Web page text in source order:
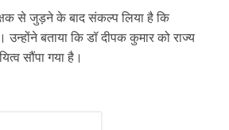
से जुड़ने के बाद संकल्प लिया है कि
बताया कि डॉ दीपक कुमार को राज्य
सौंपा गया है।